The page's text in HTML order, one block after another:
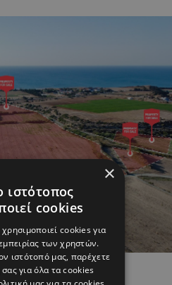
στην Αλαμινό,
×
ιστότοπος
cookies
cookies για
των χρηστών.
ιστότοπό μας, παρέχετε
για όλα τα cookies